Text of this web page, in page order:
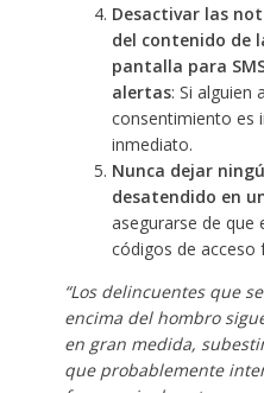
Desactivar las
del contenido de
pantalla para
alertas: Si alguien
consentimiento es
inmediato.
Nunca dejar
desatendido en
asegurarse de que
códigos de acceso
“Los delincuentes que
encima del hombro
en gran medida,
que probablemente